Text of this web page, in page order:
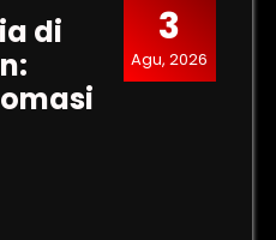
3
Agu, 2026
di